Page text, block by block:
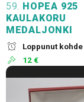
59. HOPEA 925
KAULAKORU
MEDALJONKI
Loppunut kohde
12 €